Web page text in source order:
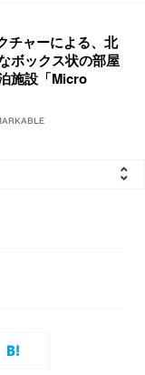
チャーによる、北
ボックス状の部屋
施設「Micro